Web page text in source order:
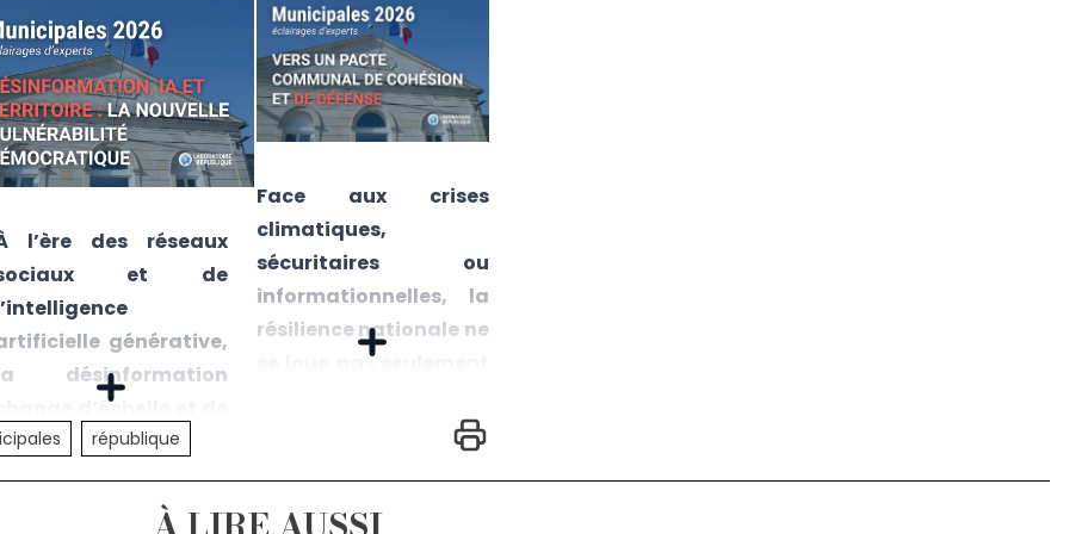
l’ère des réseaux
et de
générative,
désinformation
change d’échelle et de
Longtemps
aux grandes
Face aux crises
climatiques,
sécuritaires ou
informationnelles, la
résilience nationale ne
se joue pas seulement
Elle s’ancre aussi dans
république